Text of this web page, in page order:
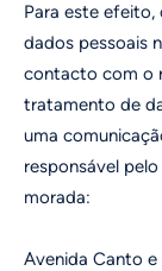
Para este
dados pessoais
contacto com o
tratamento de
uma
responsável
morada:
Avenida Canto